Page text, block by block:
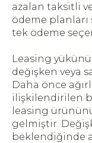
azalan taksitli
ödeme planları
tek ödeme
Leasing
değişken veya
Daha önce
ilişkilendirilen
leasing
gelmiştir.
beklendiğinde